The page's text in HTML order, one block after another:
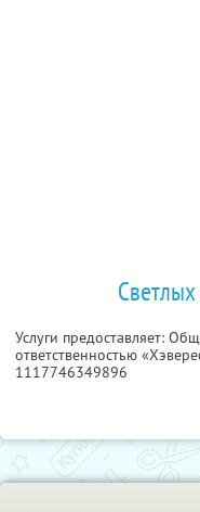
Услуги предоставляет:
ответственностью
1117746349896